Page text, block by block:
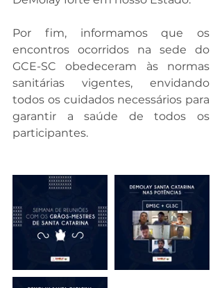
Por fim, informamos que os
encontros ocorridos na sede do
GCE-SC obedeceram às normas
sanitárias vigentes, envidando
todos os cuidados necessários para
garantir a saúde de todos os
participantes.